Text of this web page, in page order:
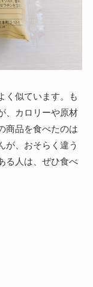
く似ています。も
、カロリーや原材
商品を食べたのは
が、おそらく違う
る人は、ぜひ食べ